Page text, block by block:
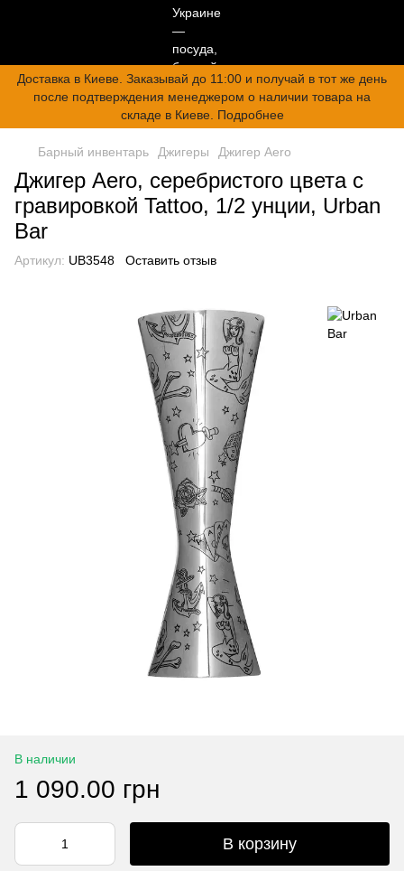
Доставка в Киеве. Заказывай до 11:00 и получай в тот же день
после подтверждения менеджером о наличии товара на
складе в Киеве. Подробнее
Барный инвентарь Джигеры Джигер Aero
Джигер Aero, серебристого цвета с
гравировкой Tattoo, 1/2 унции, Urban
Bar
Артикул: UB3548 Оставить отзыв
В наличии
1 090.00 грн
В корзину